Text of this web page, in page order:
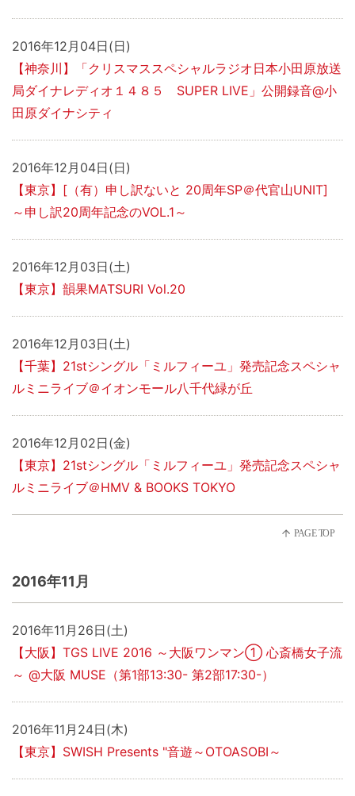
2016年12月04日(日)
【神奈川】「クリスマススペシャルラジオ日本小田原放送
局ダイナレディオ１４８５ SUPER LIVE」公開録音@小
田原ダイナシティ
2016年12月04日(日)
【東京】[（有）申し訳ないと 20周年SP＠代官山UNIT]
～申し訳20周年記念のVOL.1～
2016年12月03日(土)
【東京】韻果MATSURI Vol.20
2016年12月03日(土)
【千葉】21stシングル「ミルフィーユ」発売記念スペシャ
ルミニライブ＠イオンモール八千代緑が丘
2016年12月02日(金)
【東京】21stシングル「ミルフィーユ」発売記念スペシャ
ルミニライブ＠HMV & BOOKS TOKYO
2016年11月
2016年11月26日(土)
【大阪】TGS LIVE 2016 ～大阪ワンマン① 心斎橋女子流
～ @大阪 MUSE（第1部13:30- 第2部17:30-）
2016年11月24日(木)
【東京】SWISH Presents "音遊～OTOASOBI～